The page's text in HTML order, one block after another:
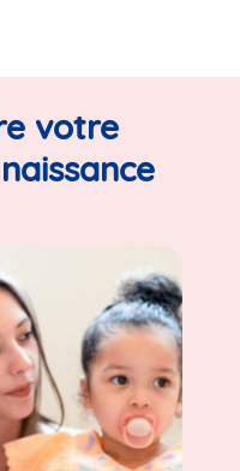
votre